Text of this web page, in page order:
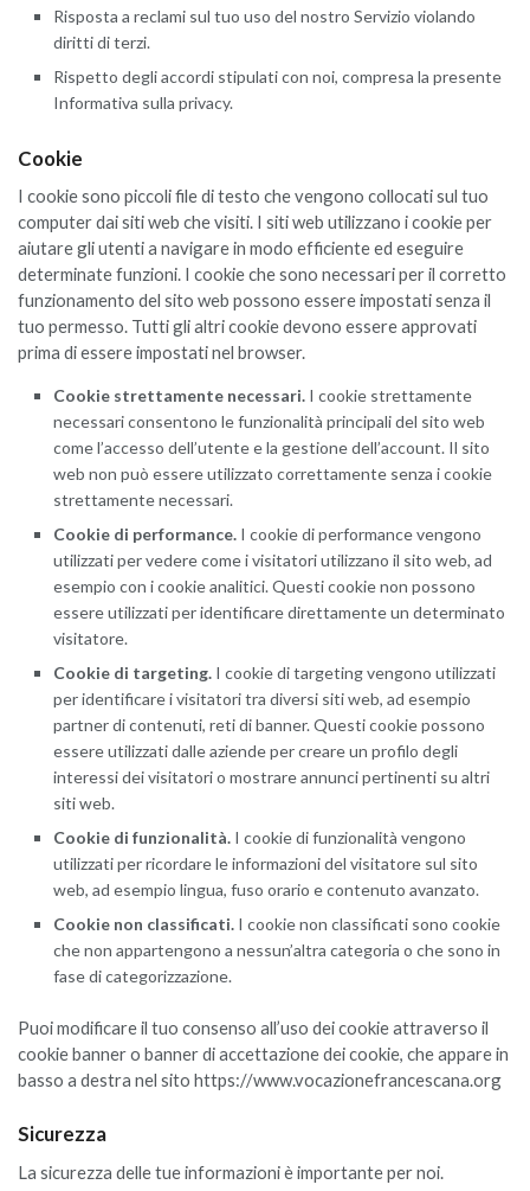
Risposta a reclami sul tuo uso del nostro Servizio violando
diritti di terzi.
Rispetto degli accordi stipulati con noi, compresa la presente
Informativa sulla privacy.
Cookie
I cookie sono piccoli file di testo che vengono collocati sul tuo
computer dai siti web che visiti. I siti web utilizzano i cookie per
aiutare gli utenti a navigare in modo efficiente ed eseguire
determinate funzioni. I cookie che sono necessari per il corretto
funzionamento del sito web possono essere impostati senza il
tuo permesso. Tutti gli altri cookie devono essere approvati
prima di essere impostati nel browser.
Cookie strettamente necessari. I cookie strettamente
necessari consentono le funzionalità principali del sito web
come l’accesso dell’utente e la gestione dell’account. Il sito
web non può essere utilizzato correttamente senza i cookie
strettamente necessari.
Cookie di performance. I cookie di performance vengono
utilizzati per vedere come i visitatori utilizzano il sito web, ad
esempio con i cookie analitici. Questi cookie non possono
essere utilizzati per identificare direttamente un determinato
visitatore.
Cookie di targeting. I cookie di targeting vengono utilizzati
per identificare i visitatori tra diversi siti web, ad esempio
partner di contenuti, reti di banner. Questi cookie possono
essere utilizzati dalle aziende per creare un profilo degli
interessi dei visitatori o mostrare annunci pertinenti su altri
siti web.
Cookie di funzionalità. I cookie di funzionalità vengono
utilizzati per ricordare le informazioni del visitatore sul sito
web, ad esempio lingua, fuso orario e contenuto avanzato.
Cookie non classificati. I cookie non classificati sono cookie
che non appartengono a nessun’altra categoria o che sono in
fase di categorizzazione.
Puoi modificare il tuo consenso all’uso dei cookie attraverso il
cookie banner o banner di accettazione dei cookie, che appare in
basso a destra nel sito https://www.vocazionefrancescana.org
Sicurezza
La sicurezza delle tue informazioni è importante per noi.